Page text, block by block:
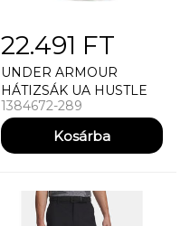
22.491 FT
UNDER ARMOUR
HÁTIZSÁK UA HUSTLE
6.0 BACKPACK
1384672-289